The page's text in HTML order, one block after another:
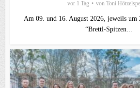
vor 1 Tag von Toni
Am 09. und 16. August 2026, jeweils um
“Brettl-Spitzen...